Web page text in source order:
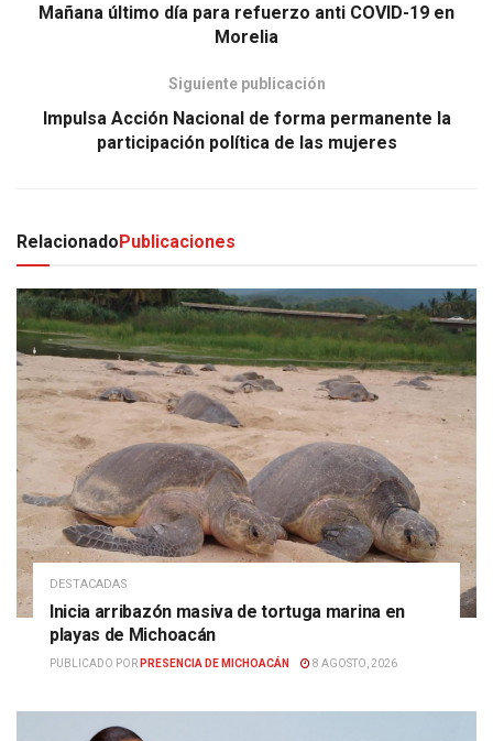
Mañana último día para refuerzo anti COVID-19 en
Morelia
Siguiente publicación
Impulsa Acción Nacional de forma permanente la
participación política de las mujeres
RelacionadoPublicaciones
DESTACADAS
Inicia arribazón masiva de tortuga marina en
playas de Michoacán
PUBLICADO POR PRESENCIA DE MICHOACÁN 8 AGOSTO, 2026